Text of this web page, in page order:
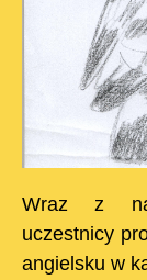
Wraz z
uczestnicy
angielsku w